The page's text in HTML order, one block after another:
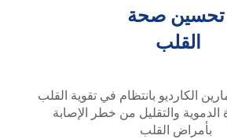
تحسين صحة
القلب
الكارديو بانتظام في تقوية القلب
والتقليل من خطر الإصابة
بأمراض القلب